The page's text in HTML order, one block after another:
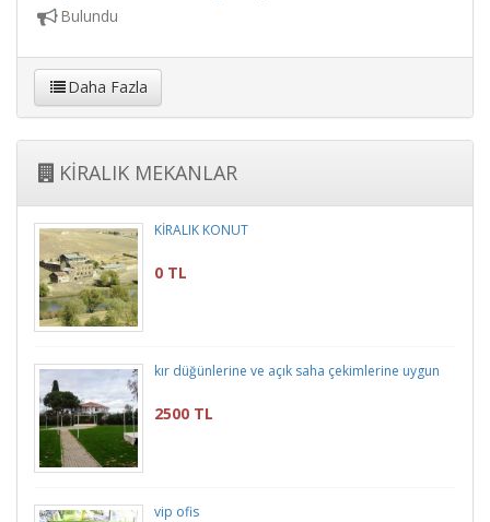
Bulundu
Daha Fazla
KİRALIK MEKANLAR
KİRALIK KONUT
0 TL
kır düğünlerine ve açık saha çekimlerine uygun
2500 TL
vip ofis